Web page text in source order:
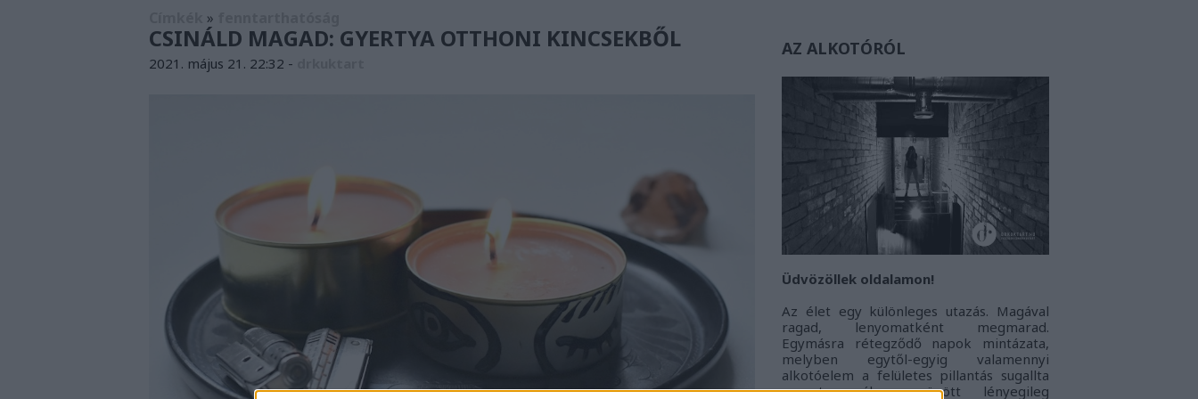
»
CSINÁLD MAGAD: GYERTYA OTTHONI KINCSEKBŐL
2021. május 21. 22:32 -
AZ ALKOTÓRÓL
Üdvözöllek oldalamon!
Az élet egy különleges utazás. Magával
ragad, lenyomatként megmarad.
Egymásra rétegződő napok mintázata,
melyben egytől-egyig valamennyi
alkotóelem a felületes pillantás sugallta
monoton álarc mögött lényegileg